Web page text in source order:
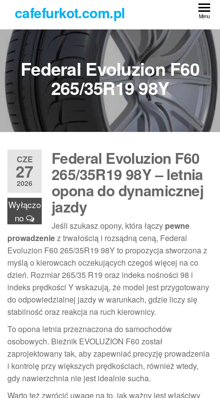
treści
cafefurkot.com.pl Menu
Federal Evoluzion F60
265/35R19 98Y
CZE
27
2026
Wyłączo
no
Federal Evoluzion F60
265/35R19 98Y – letnia
opona do dynamicznej
jazdy
Jeśli szukasz opony, która łączy pewne
prowadzeniez trwałością i rozsądną ceną, Federal
Evoluzion F60 265/35R19 98Y to propozycja stworzona z
myślą o kierowcach oczekujących czegoś więcej na co
dzień. Rozmiar 265/35 R19 oraz indeks nośności 98 i
indeks prędkości Y wskazują, że model jest przygotowany
do odpowiedzialnej jazdy w warunkach, gdzie liczy się
stabilność oraz reakcja na ruch kierownicy.
To opona letnia przeznaczona do samochodów
osobowych. Bieżnik EVOLUZION F60 został
zaprojektowany tak, aby zapewniać precyzję prowadzenia
i kontrolę przy większych prędkościach, również wtedy,
gdy nawierzchnia nie jest idealnie sucha.
Warto też zwrócić uwagę na to, jak ważny jest właściwy